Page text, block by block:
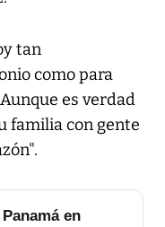
tan
como para
es verdad
familia con gente
en